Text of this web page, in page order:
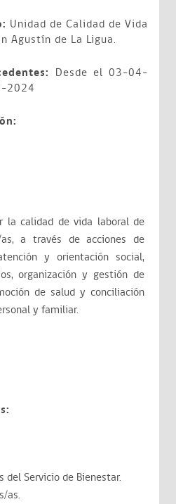
Unidad de Calidad de Vida
Agustín de La Ligua.
Desde el 03-04-
2024
la calidad de vida laboral de
as, a través de acciones de
y orientación social,
organización y gestión de
de salud y conciliación
y familiar.
del Servicio de Bienestar.
as.